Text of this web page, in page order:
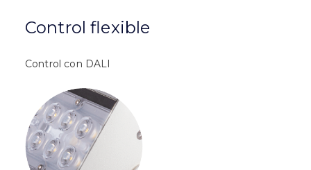
Control flexible
Control con DALI